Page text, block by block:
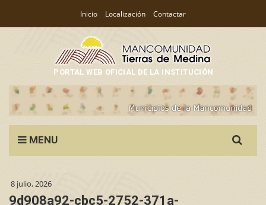
Inicio Localización Contactar
PORTAL WEB OFICIAL DE LA INSTITUCIÓN
MENU
for:
8 julio, 2026
9d908a92-cbc5-2752-371a-